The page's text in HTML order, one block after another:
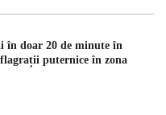
în doar 20 de minute în
puternice în zona